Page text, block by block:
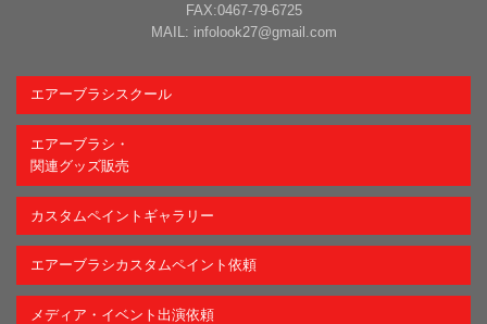
FAX:0467-79-6725
MAIL: infolook27@gmail.com
エアーブラシスクール
エアーブラシ・
関連グッズ販売
カスタムペイントギャラリー
エアーブラシカスタムペイント依頼
メディア・イベント出演依頼